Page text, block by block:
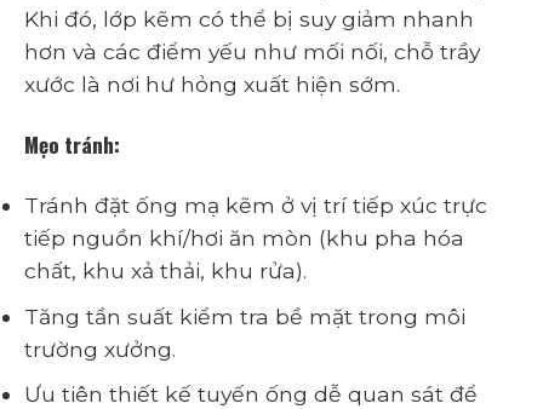
Khi đó, lớp kẽm có thể bị suy giảm nhanh
hơn và các điểm yếu như mối nối, chỗ trầy
xước là nơi hư hỏng xuất hiện sớm.
Mẹo tránh:
Tránh đặt ống mạ kẽm ở vị trí tiếp xúc trực
tiếp nguồn khí/hơi ăn mòn (khu pha hóa
chất, khu xả thải, khu rửa).
Tăng tần suất kiểm tra bề mặt trong môi
trường xưởng.
Ưu tiên thiết kế tuyến ống dễ quan sát để